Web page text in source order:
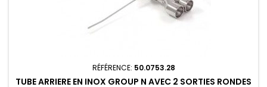
RÉFÉRENCE: 50.0753.28
TUBE ARRIERE EN INOX GROUP N AVEC 2 SORTIES RONDES